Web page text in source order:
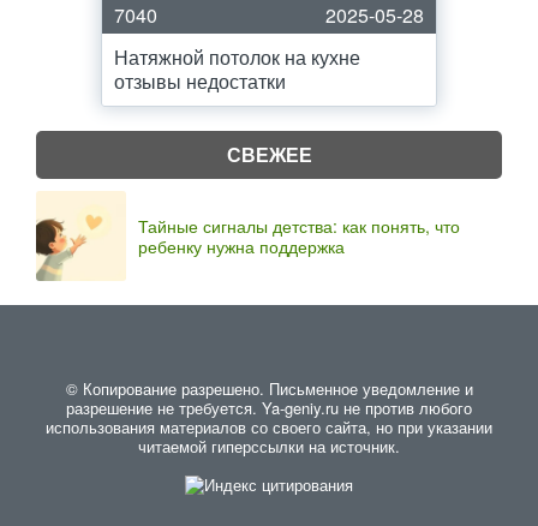
7040
2025-05-28
Натяжной потолок на кухне
отзывы недостатки
СВЕЖЕЕ
Тайные сигналы детства: как понять, что
ребенку нужна поддержка
© Копирование разрешено. Письменное уведомление и
разрешение не требуется. Ya-geniy.ru не против любого
использования материалов со своего сайта, но при указании
читаемой гиперссылки на источник.